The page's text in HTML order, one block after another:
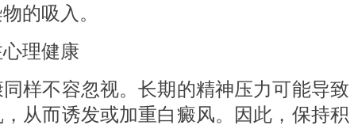
的吸入。
理健康
不容忽视。长期的精神压力可能导致
从而诱发或加重白癜风。因此，保持积